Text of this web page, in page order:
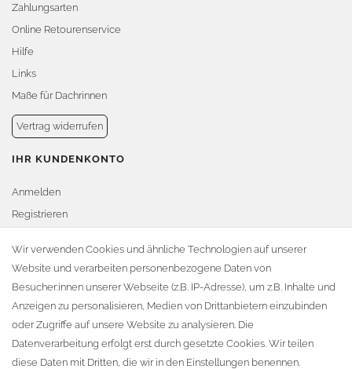
Zahlungsarten
Online Retourenservice
Hilfe
Links
Maße für Dachrinnen
Vertrag widerrufen
IHR KUNDENKONTO
Anmelden
Registrieren
Warenkorb
Zur Kasse
KONTAKT
Fa. Steffen Jost
Söbrigener Weg 50
Wir verwenden Cookies und ähnliche Technologien auf unserer
Website und verarbeiten personenbezogene Daten von
Besucher:innen unserer Webseite (z.B. IP-Adresse), um z.B. Inhalte und
Anzeigen zu personalisieren, Medien von Drittanbietern einzubinden
oder Zugriffe auf unsere Website zu analysieren. Die
Datenverarbeitung erfolgt erst durch gesetzte Cookies. Wir teilen
diese Daten mit Dritten, die wir in den Einstellungen benennen.